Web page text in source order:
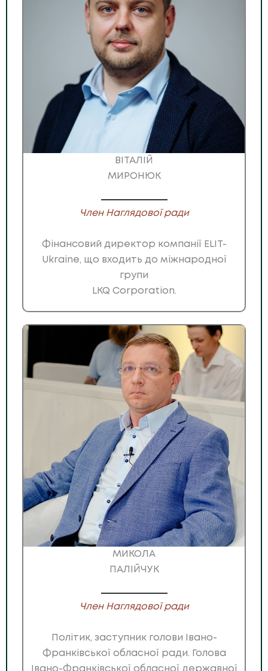
ВІТАЛІЙ
МИРОНЮК
Член Наглядової ради
Фінансовий директор компанії ELIT-
Ukraine, що входить до міжнародної
групи
LKQ Corporation.
МИКОЛА
ПАЛІЙЧУК
Член Наглядової ради
Політик, заступник голови Івано-
Франківської обласної ради. Голова
Івано-Франківської обласної державної